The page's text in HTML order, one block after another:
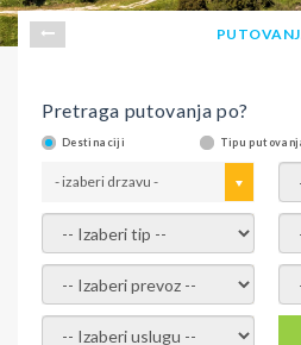
Pretraga putovanja po?
Destinaciji Tipu
- izaberi drzavu -
- izaberi tip -
- izaberi prevoz -
- Izaberite uslugu -